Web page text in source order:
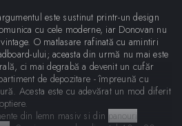
este sustinut printr-un design
cu cele moderne, iar Donovan nu
O matlasare rafinată cu amintiri
ului; aceasta din urmă nu mai este
ci mai degrabă a devenit un cufăr
de depozitare - împreună cu
Acesta este cu adevărat un mod diferit
din lemn masiv si din panouri